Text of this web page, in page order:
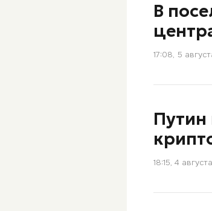
В
17:08, 5
Путин
18:15, 4 августа